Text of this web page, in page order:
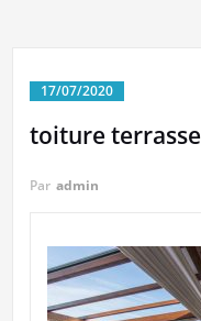
17/07/2020
toiture terrasse
Par admin